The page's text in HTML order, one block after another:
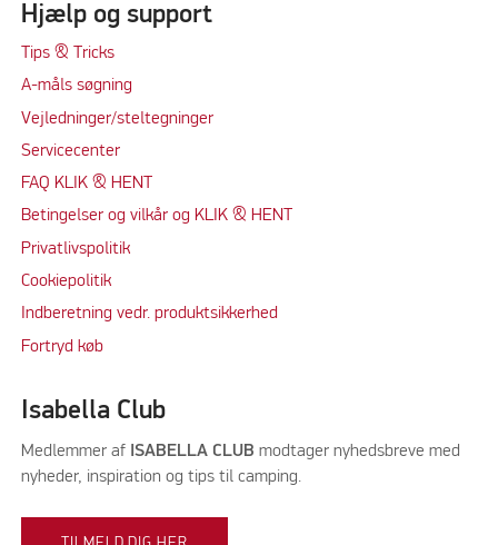
Hjælp og support
Tips & Tricks
A-måls søgning
Vejledninger/steltegninger
Servicecenter
FAQ KLIK & HENT
Betingelser og vilkår og KLIK & HENT
Privatlivspolitik
Cookiepolitik
Indberetning vedr. produktsikkerhed
Fortryd køb
Isabella Club
Medlemmer afISABELLA CLUB modtager nyhedsbreve med
nyheder, inspiration og tips til camping.